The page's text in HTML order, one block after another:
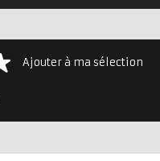
Ajouter à ma sélection